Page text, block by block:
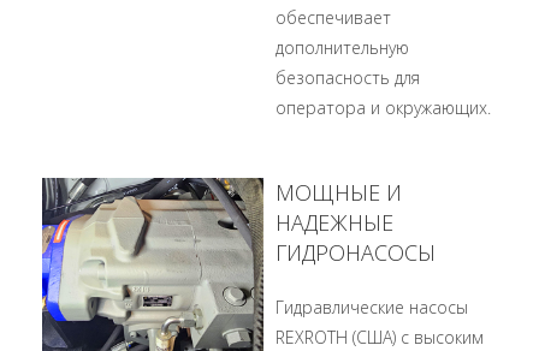
обеспечивает
дополнительную
безопасность для
оператора и окружающих.
МОЩНЫЕ И
НАДЕЖНЫЕ
ГИДРОНАСОСЫ
Гидравлические насосы
REXROTH (США) с высоким